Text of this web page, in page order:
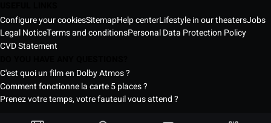
Configure your cookiesSitemapHelp centerLifestyle in our theatersJobs
Legal NoticeTerms and conditionsPersonal Data Protection Policy
CVD Statement
C'est quoi un film en Dolby Atmos ?
Comment fonctionne la carte 5 places ?
Prenez votre temps, votre fauteuil vous attend ?